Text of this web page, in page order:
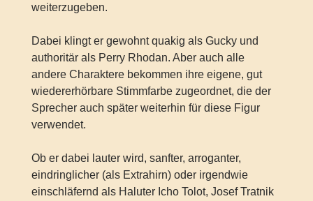
weiterzugeben.
Dabei klingt er gewohnt quakig als Gucky und
authoritär als Perry Rhodan. Aber auch alle
andere Charaktere bekommen ihre eigene, gut
wiedererhörbare Stimmfarbe zugeordnet, die der
Sprecher auch später weiterhin für diese Figur
verwendet.
Ob er dabei lauter wird, sanfter, arroganter,
eindringlicher (als Extrahirn) oder irgendwie
einschläfernd als Haluter Icho Tolot, Josef Tratnik